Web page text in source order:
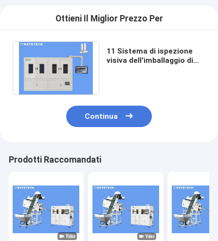
Ottieni Il Miglior Prezzo Per
11 Sistema di ispezione
visiva dell'imballaggio di
Continua
Prodotti Raccomandati